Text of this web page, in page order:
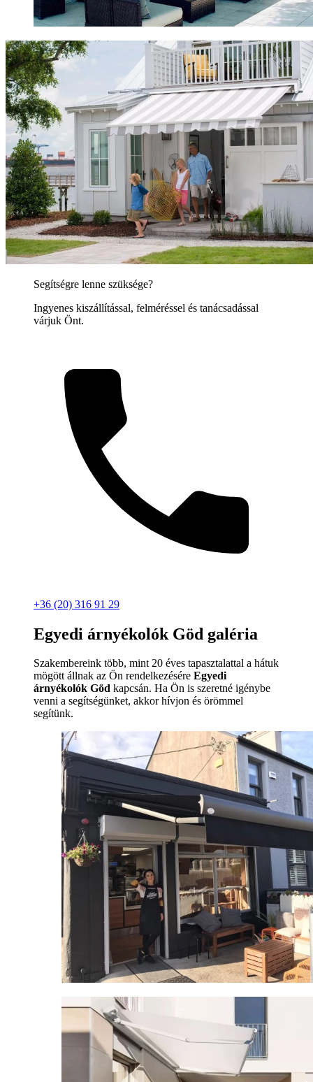
Segítségre lenne szüksége?
Ingyenes kiszállítással, felméréssel és tanácsadással
várjuk Önt.
+36 (20) 316 91 29
Egyedi árnyékolók Göd galéria
Szakembereink több, mint 20 éves tapasztalattal a hátuk
mögött állnak az Ön rendelkezésére Egyedi
árnyékolók Göd kapcsán. Ha Ön is szeretné igénybe
venni a segítségünket, akkor hívjon és örömmel
segítünk.